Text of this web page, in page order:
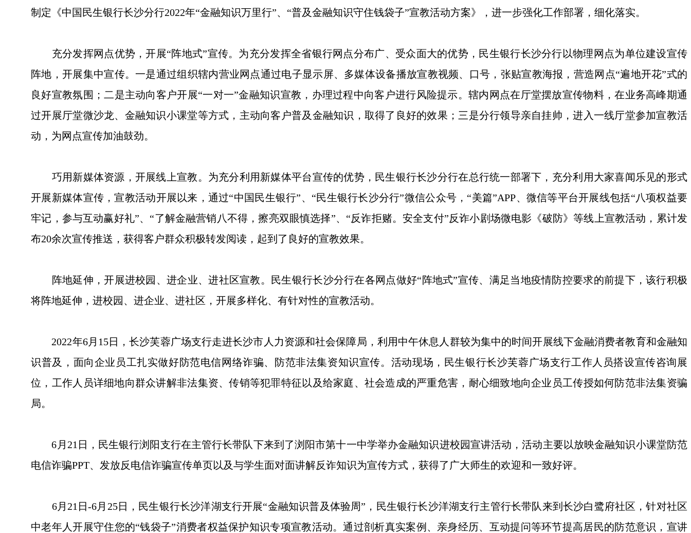
制定《中国民生银行长沙分行2022年“金融知识万里行”、“普及金融知识守住钱袋子”宣教活动方案》，进一步强化工作部署，细化落实。
充分发挥网点优势，开展“阵地式”宣传。为充分发挥全省银行网点分布广、受众面大的优势，民生银行长沙分行以物理网点为单位建设宣传
阵地，开展集中宣传。一是通过组织辖内营业网点通过电子显示屏、多媒体设备播放宣教视频、口号，张贴宣教海报，营造网点“遍地开花”式的
良好宣教氛围；二是主动向客户开展“一对一”金融知识宣教，办理过程中向客户进行风险提示。辖内网点在厅堂摆放宣传物料，在业务高峰期通
过开展厅堂微沙龙、金融知识小课堂等方式，主动向客户普及金融知识，取得了良好的效果；三是分行领导亲自挂帅，进入一线厅堂参加宣教活
动，为网点宣传加油鼓劲。
巧用新媒体资源，开展线上宣教。为充分利用新媒体平台宣传的优势，民生银行长沙分行在总行统一部署下，充分利用大家喜闻乐见的形式
开展新媒体宣传，宣教活动开展以来，通过“中国民生银行”、“民生银行长沙分行”微信公众号，“美篇”APP、微信等平台开展线包括“八项权益要
牢记，参与互动赢好礼”、“了解金融营销八不得，擦亮双眼慎选择”、“反诈拒赌。安全支付”反诈小剧场微电影《破防》等线上宣教活动，累计发
布20余次宣传推送，获得客户群众积极转发阅读，起到了良好的宣教效果。
阵地延伸，开展进校园、进企业、进社区宣教。民生银行长沙分行在各网点做好“阵地式”宣传、满足当地疫情防控要求的前提下，该行积极
将阵地延伸，进校园、进企业、进社区，开展多样化、有针对性的宣教活动。
2022年6月15日，长沙芙蓉广场支行走进长沙市人力资源和社会保障局，利用中午休息人群较为集中的时间开展线下金融消费者教育和金融知
识普及，面向企业员工扎实做好防范电信网络诈骗、防范非法集资知识宣传。活动现场，民生银行长沙芙蓉广场支行工作人员搭设宣传咨询展
位，工作人员详细地向群众讲解非法集资、传销等犯罪特征以及给家庭、社会造成的严重危害，耐心细致地向企业员工传授如何防范非法集资骗
局。
6月21日，民生银行浏阳支行在主管行长带队下来到了浏阳市第十一中学举办金融知识进校园宣讲活动，活动主要以放映金融知识小课堂防范
电信诈骗PPT、发放反电信诈骗宣传单页以及与学生面对面讲解反诈知识为宣传方式，获得了广大师生的欢迎和一致好评。
6月21日-6月25日，民生银行长沙洋湖支行开展“金融知识普及体验周”，民生银行长沙洋湖支行主管行长带队来到长沙白鹭府社区，针对社区
中老年人开展守住您的“钱袋子”消费者权益保护知识专项宣教活动。通过剖析真实案例、亲身经历、互动提问等环节提高居民的防范意识，宣讲